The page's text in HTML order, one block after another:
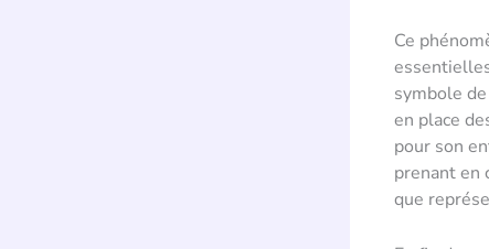
Ce
symbole
en place
pour son
prenant en
que